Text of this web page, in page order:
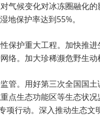
气候变化对冰冻圈融化
地保护率达到55%。
性保护重大工程。加快推
络。加大珍稀濒危野生
监管。用好第三次全国国
点生态功能区等生态状
项行动。深入推动生态